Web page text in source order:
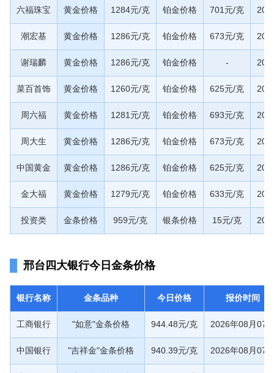
六福珠宝 黄金价格 1284元/克 铂金价格 701元/克
潮宏基 黄金价格 1286元/克 铂金价格 673元/克
谢瑞麟 黄金价格 1286元/克 铂金价格 -
菜百首饰 黄金价格 1260元/克 铂金价格 625元/克
周六福 黄金价格 1281元/克 铂金价格 693元/克
周大生 黄金价格 1286元/克 铂金价格 673元/克
中国黄金 黄金价格 1286元/克 铂金价格 625元/克
金大福 黄金价格 1279元/克 铂金价格 633元/克
投资类 金条价格 959元/克 银条价格 15元/克
邢台四大银行今日金条价格
银行名称 金条品种 今日价格 报价时间
工商银行 "如意"金条价格 944.48元/克 2026年08月07
中国银行 "吉祥金"金条价格 940.39元/克 2026年08月07